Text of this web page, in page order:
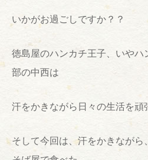
いかがお過ごしですか？？
徳島屋のハンカチ王子、いやハ
部の中西は
汗をかきながら日々の生活を頑
そして今回は、汗をかきなが